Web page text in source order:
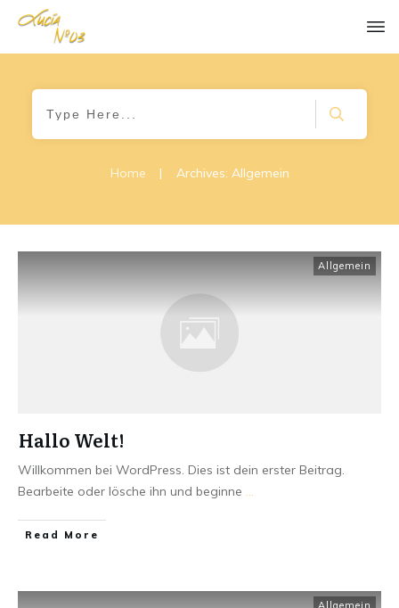
Home | Archives: Allgemein
Allgemein
Hallo Welt!
Willkommen bei WordPress. Dies ist dein erster Beitrag.
Bearbeite oder lösche ihn und beginne ...
Read More
Allgemein